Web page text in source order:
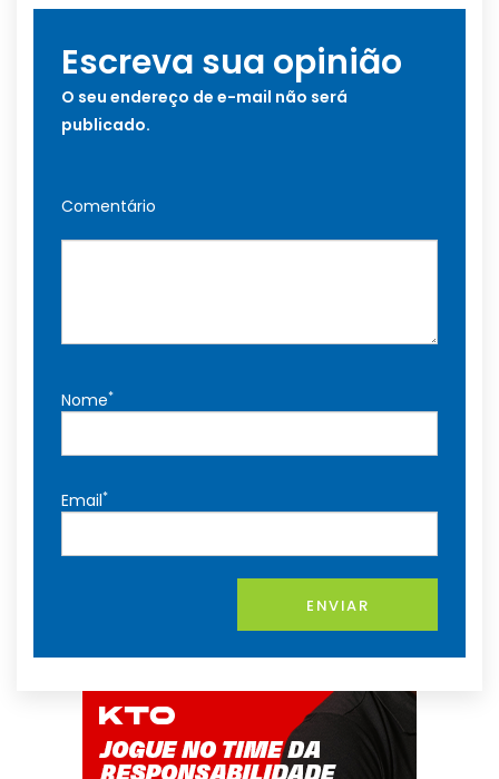
Escreva sua opinião
O seu endereço de e-mail não será
publicado.
Comentário
Nome*
Email*
ENVIAR